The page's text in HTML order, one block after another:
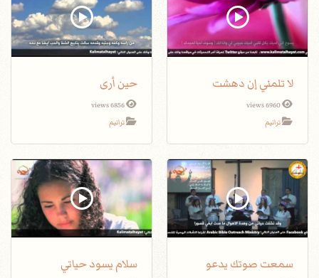
لا تلمني إن دهشت
6960 views
ترانيم
حين أرى
6856 views
ترانيم
سمعت صوتك يدعو سلام يسود حياتي